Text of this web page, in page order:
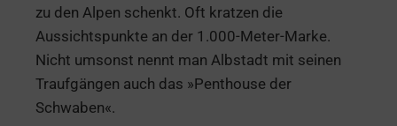
zu den Alpen schenkt. Oft kratzen die
Aussichtspunkte an der 1.000-Meter-Marke.
Nicht umsonst nennt man Albstadt mit seinen
Traufgängen auch das »Penthouse der
Schwaben«.